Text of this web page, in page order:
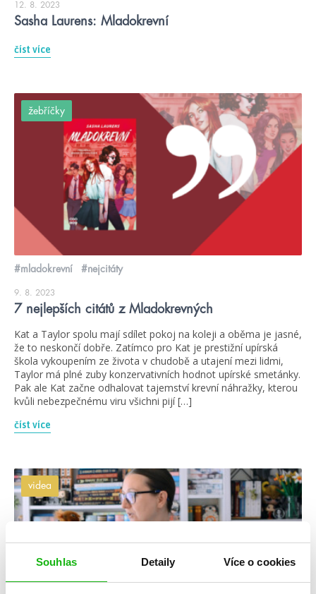
Souhlas Detaily Více o cookies
12. 8. 2023
Sasha Laurens: Mladokrevní
číst více
žebříčky
#mladokrevní #nejcitáty
9. 8. 2023
7 nejlepších citátů z Mladokrevných
Kat a Taylor spolu mají sdílet pokoj na koleji a oběma je jasné,
že to neskončí dobře. Zatímco pro Kat je prestižní upírská
škola vykoupením ze života v chudobě a utajení mezi lidmi,
Taylor má plné zuby konzervativních hodnot upírské smetánky.
Pak ale Kat začne odhalovat tajemství krevní náhražky, kterou
kvůli nebezpečnému viru všichni pijí […]
číst více
videa